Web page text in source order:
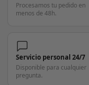
Procesamos tu pedido en
menos de 48h.
Servicio personal 24/7
Disponible para cualquier
pregunta.